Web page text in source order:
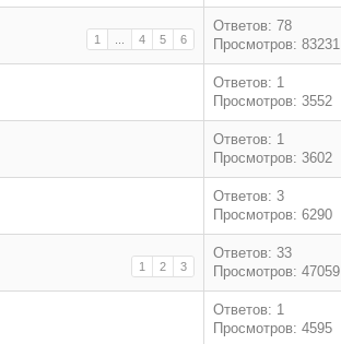
1 4 5 6
Ответов: 78
Просмотров: 83231
Ответов: 1
Просмотров: 3552
Ответов: 1
Просмотров: 3602
Ответов: 3
Просмотров: 6290
1 2 3
Ответов: 33
Просмотров: 47059
Ответов: 1
Просмотров: 4595